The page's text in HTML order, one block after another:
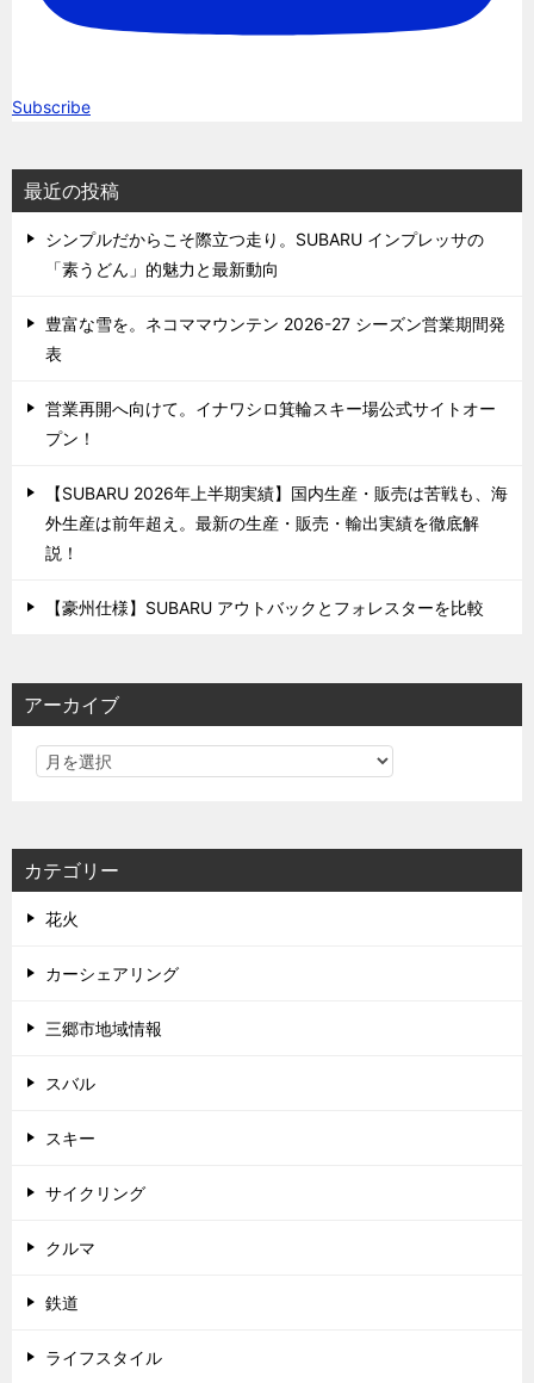
Subscribe
最近の投稿
シンプルだからこそ際立つ走り。SUBARU インプレッサの
「素うどん」的魅力と最新動向
豊富な雪を。ネコママウンテン 2026-27 シーズン営業期間発
表
営業再開へ向けて。イナワシロ箕輪スキー場公式サイトオー
プン！
【SUBARU 2026年上半期実績】国内生産・販売は苦戦も、海
外生産は前年超え。最新の生産・販売・輸出実績を徹底解
説！
【豪州仕様】SUBARU アウトバックとフォレスターを比較
アーカイブ
カテゴリー
花火
カーシェアリング
三郷市地域情報
スバル
スキー
サイクリング
クルマ
鉄道
ライフスタイル